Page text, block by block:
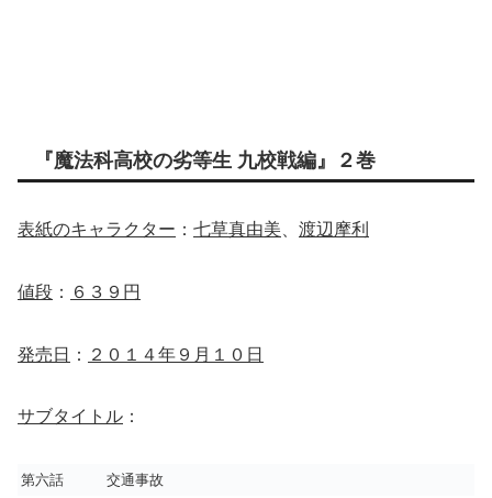
『魔法科高校の劣等生 九校戦編』２巻
表紙のキャラクター ： 七草真由美 渡辺摩利
値段 ： ６３９円
発売日 ： ２０１４年９月１０日
サブタイトル ：
第六話 交通事故